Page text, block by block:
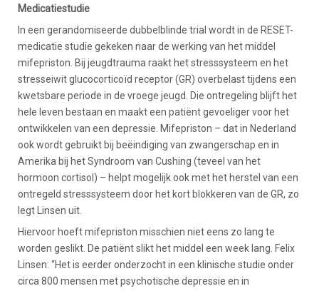
Medicatiestudie
In een gerandomiseerde dubbelblinde trial wordt in de RESET-
medicatie studie gekeken naar de werking van het middel
mifepriston. Bij jeugdtrauma raakt het stresssysteem en het
stresseiwit glucocorticoïd receptor (GR) overbelast tijdens een
kwetsbare periode in de vroege jeugd. Die ontregeling blijft het
hele leven bestaan en maakt een patiënt gevoeliger voor het
ontwikkelen van een depressie. Mifepriston – dat in Nederland
ook wordt gebruikt bij beëindiging van zwangerschap en in
Amerika bij het Syndroom van Cushing (teveel van het
hormoon cortisol) – helpt mogelijk ook met het herstel van een
ontregeld stresssysteem door het kort blokkeren van de GR, zo
legt Linsen uit.
Hiervoor hoeft mifepriston misschien niet eens zo lang te
worden geslikt. De patiënt slikt het middel een week lang. Felix
Linsen: “Het is eerder onderzocht in een klinische studie onder
circa 800 mensen met psychotische depressie en in